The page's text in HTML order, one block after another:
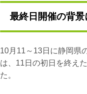
最終日開催の背
10月11～13日に静岡県
は、11日の初日を終え
た。